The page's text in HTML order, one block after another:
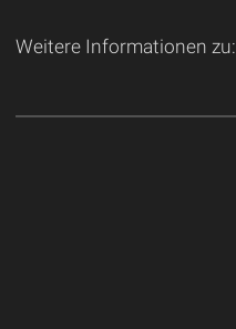
Weitere Informationen zu: